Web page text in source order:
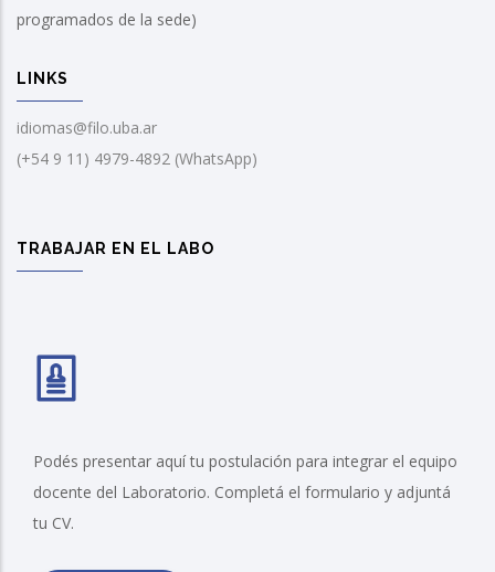
programados de la sede)
LINKS
idiomas@filo.uba.ar
(+54 9 11) 4979-4892 (WhatsApp)
TRABAJAR EN EL LABO
Podés presentar aquí tu postulación para integrar el equipo
docente del Laboratorio. Completá el formulario y adjuntá
tu CV.